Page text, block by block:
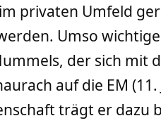
privaten Umfeld
Umso
der sich mit
auf die EM (11.
trägt er dazu